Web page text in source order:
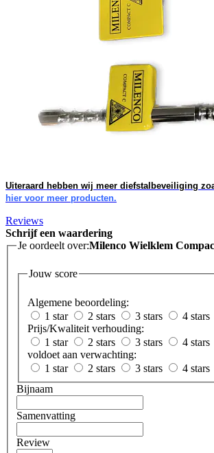
Uiteraard hebben wij meer diefstalbeveiliging
hier voor meer producten.
Reviews
Schrijf een waardering
Je oordeelt over:Milenco Wielklem
Jouw score
Algemene beoordeling:
1 star
2 stars 3 stars 4 stars
Prijs/Kwaliteit verhouding:
1 star
2 stars 3 stars 4 stars
voldoet aan verwachting:
1 star
2 stars 3 stars 4 stars
Bijnaam
Samenvatting
Review